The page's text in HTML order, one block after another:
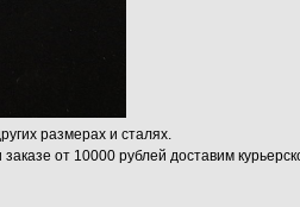
размерах и сталях.
от 10000 рублей доставим